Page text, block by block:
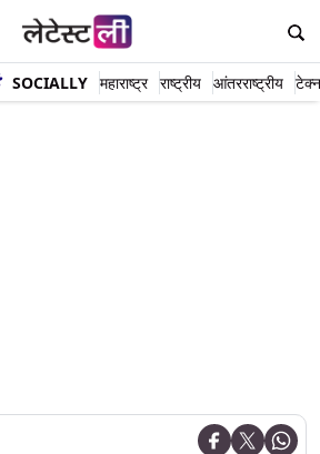
SOCIALLY महाराष्ट्र राष्ट्रीय आंतरराष्ट्रीय